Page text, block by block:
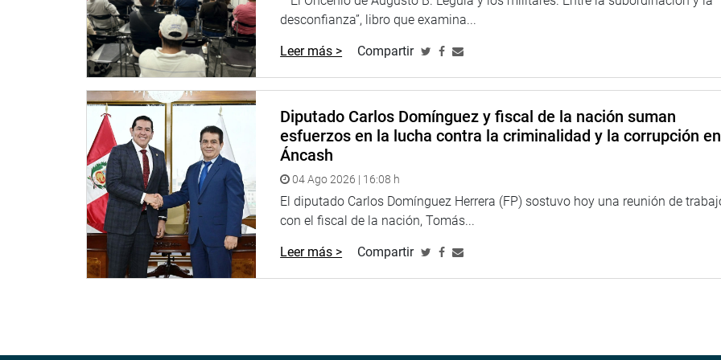
desconfianza”, libro que examina...
Leer más > Compartir
Diputado Carlos Domínguez y fiscal de la nación suman
esfuerzos en la lucha contra la criminalidad y la corrupción en
Áncash
04 Ago 2026 | 16:08 h
El diputado Carlos Domínguez Herrera (FP) sostuvo hoy una reunión de
con el fiscal de la nación, Tomás...
Leer más > Compartir